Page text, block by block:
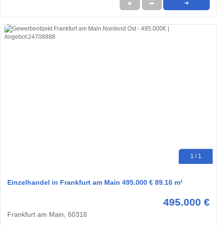
★ ➦ ➜
1 / 1
Einzelhandel in Frankfurt am Main 495.000 € 89.16 m²
495.000 €
Frankfurt am Main, 60316